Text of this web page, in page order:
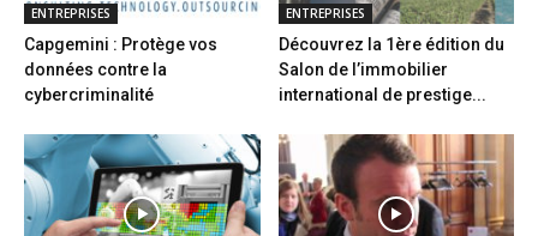
ENTREPRISES
Capgemini : Protège vos
données contre la
cybercriminalité
ENTREPRISES
Découvrez la 1ère édition du
Salon de l’immobilier
international de prestige...